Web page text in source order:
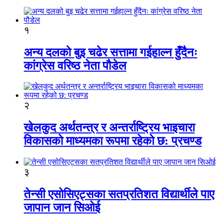
१
अन्य दलको बुइ चढेर सत्तामा गईहाल्न हुँदैनः
कांग्रेस वरिष्ठ नेता पौडेल
२
खेलकुद अर्थतन्त्र र अन्तर्राष्ट्रिय भाइचारा
विकासको माध्यमका रूपमा रहेको छ: प्रचण्ड
३
तेन्सी एसोसिएट्सका सतप्रतिशत विद्यार्थीले पाए
जापान जान सिओई